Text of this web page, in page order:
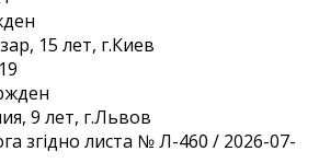
15 лет, г.Киев
9 лет, г.Львов
згідно листа № Л-460 / 2026-07-